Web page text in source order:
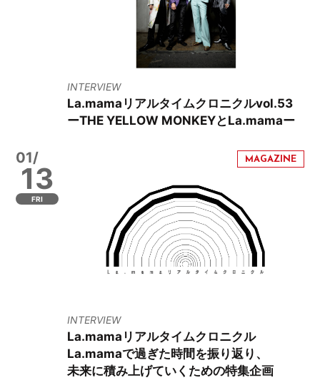
INTERVIEW
La.mamaリアルタイムクロニクルvol.53
ーTHE YELLOW MONKEYとLa.mamaー
01/
13
FRI
INTERVIEW
La.mamaリアルタイムクロニクル
La.mamaで過ぎた時間を振り返り、
未来に積み上げていくための特集企画